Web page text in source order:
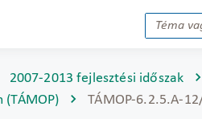
2007-2013 fejlesztési időszak
TÁMOP-6.2.5.A-